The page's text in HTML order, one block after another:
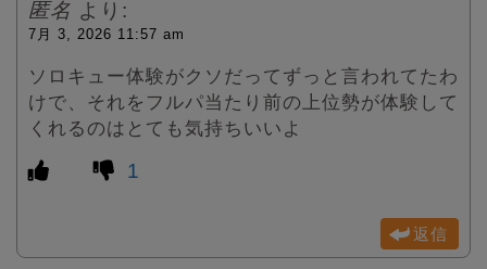
匿名 より:
7月 3, 2026 11:57 am
ソロキュー体験がクソだってずっと言われてたわ
けで、それをフルパ当たり前の上位勢が体験して
くれるのはとても気持ちいいよ
1
返信